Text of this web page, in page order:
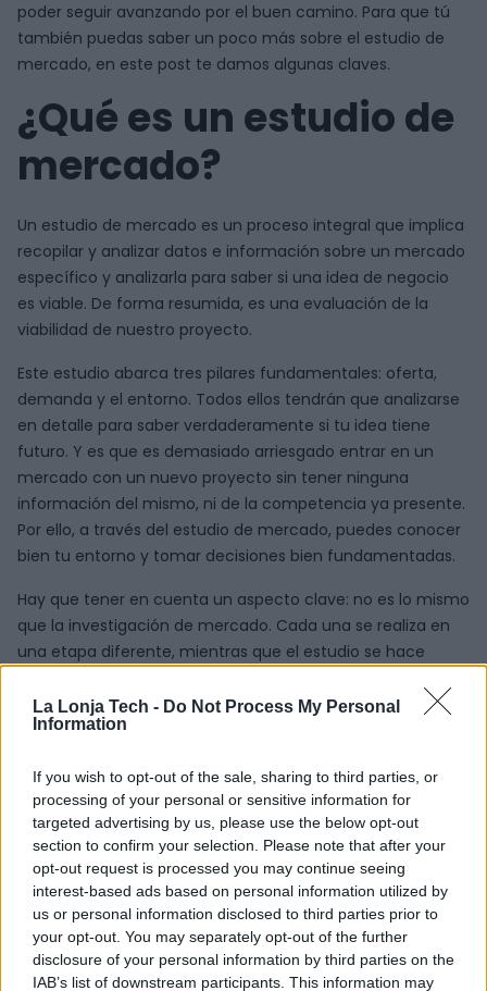
La Lonja Tech - Do Not Process My Personal
Information
If you wish to opt-out of the sale, sharing to third parties, or
processing of your personal or sensitive information for
targeted advertising by us, please use the below opt-out
section to confirm your selection. Please note that after your
opt-out request is processed you may continue seeing
interest-based ads based on personal information utilized by
us or personal information disclosed to third parties prior to
your opt-out. You may separately opt-out of the further
disclosure of your personal information by third parties on the
IAB’s list of downstream participants. This information may
poder seguir avanzando por el buen camino. Para que tú
también puedas saber un poco más sobre el estudio de
mercado, en este post te damos algunas claves.
¿Qué es un estudio de
mercado?
Un estudio de mercado es un proceso integral que implica
recopilar y analizar datos e información sobre un mercado
específico y analizarla para saber si una idea de negocio
es viable. De forma resumida, es una evaluación de la
viabilidad de nuestro proyecto.
Este estudio abarca tres pilares fundamentales: oferta,
demanda y el entorno. Todos ellos tendrán que analizarse
en detalle para saber verdaderamente si tu idea tiene
futuro. Y es que es demasiado arriesgado entrar en un
mercado con un nuevo proyecto sin tener ninguna
información del mismo, ni de la competencia ya presente.
Por ello, a través del estudio de mercado, puedes conocer
bien tu entorno y tomar decisiones bien fundamentadas.
Hay que tener en cuenta un aspecto clave: no es lo mismo
que la investigación de mercado. Cada una se realiza en
una etapa diferente, mientras que el estudio se hace
investigación de mercado llega después. Y es que el
primero de ellos es un proceso que se lleva a cabo para
al mercado. Durante este, se observan datos como:
Características de la oferta y demanda.
Segmentación de público.
Análisis de precios existentes.
Canales de distribución y comercialización.
Barreras de entrada al mercado o dificultades y retos.